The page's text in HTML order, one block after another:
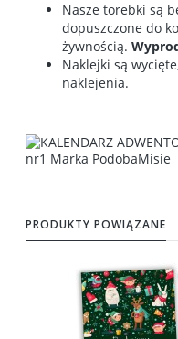
Nasze torebki są
dopuszczone do
żywnością.
Naklejki są
naklejenia.
PRODUKTY POWIĄZANE